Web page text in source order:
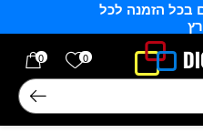
בכל הזמנה לכל
0 הרשימה
0